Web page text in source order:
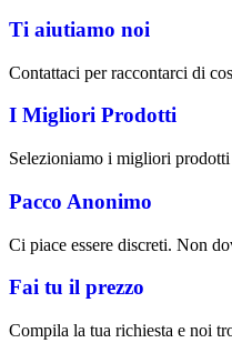
Ti aiutiamo noi
Contattaci per raccontarci di
I Migliori Prodotti
Selezioniamo i migliori
Pacco Anonimo
Ci piace essere discreti. Non
Fai tu il prezzo
Compila la tua richiesta e noi